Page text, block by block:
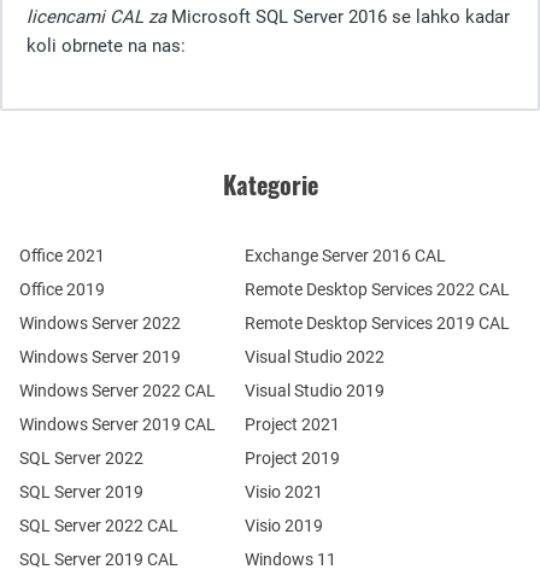
licencami CAL zaMicrosoft SQL Server 2016 se lahko kadar
koli obrnete na nas:
Kategorie
Office 2021
Office 2019
Windows Server 2022
Windows Server 2019
SQL Server 2022
SQL Server 2019
Windows Server 2022 CAL
Windows Server 2019 CAL
SQL Server 2022 CAL
SQL Server 2019 CAL
Remote Desktop Services 2022 CAL
Remote Desktop Services 2019 CAL
Exchange Server 2016 CAL
Visual Studio 2022
Visual Studio 2019
Project 2021
Project 2019
Visio 2021
Visio 2019
Windows 11